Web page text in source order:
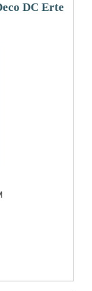
DC Erte